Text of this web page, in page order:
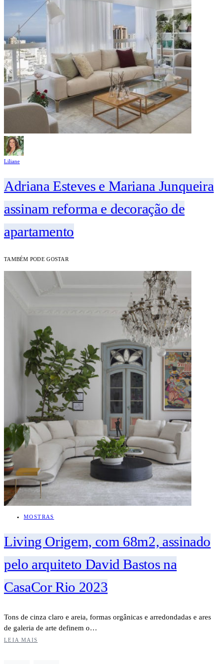
Liliane
Adriana Esteves e Mariana Junqueira
assinam reforma e decoração de
apartamento
TAMBÉM PODE GOSTAR
MOSTRAS
Living Origem, com 68m2, assinado
pelo arquiteto David Bastos na
CasaCor Rio 2023
Tons de cinza claro e areia, formas orgânicas e arredondadas e ares
de galeria de arte definem o…
LEIA MAIS